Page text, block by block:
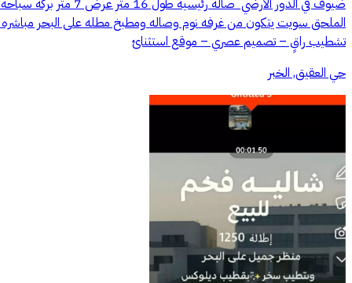
تشطيب راقٍ – تصميم عصري – موقع استثنائ
حي العقيق, الخبر